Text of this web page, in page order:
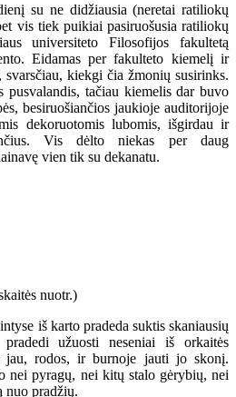
su ne didžiausia (neretai ratiliokų
vis tiek puikiai pasiruošusia ratiliokų
universiteto Filosofijos fakultetą
Eidamas per fakulteto kiemelį ir
kiekgi čia žmonių susirinks.
tačiau kiemelis dar buvo
besiruošiančios jaukioje auditorijoje
dekoruotomis lubomis, išgirdau ir
Vis dėlto niekas per daug
vien tik su dekanatu.
iš karto pradeda suktis skaniausių
užuosti neseniai iš orkaitės
jau, rodos, ir burnoje jauti jo skonį.
nei pyragų, nei kitų stalo gėrybių, nei
nuo pradžių.